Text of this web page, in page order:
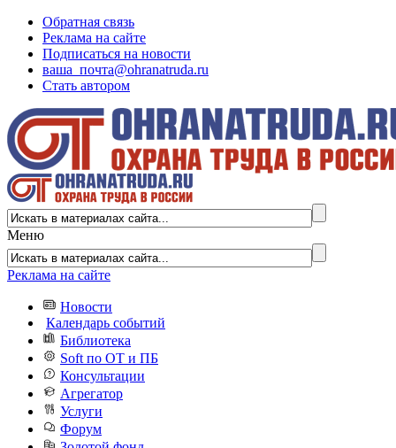
Обратная связь
Реклама на сайте
Подписаться на новости
ваша_почта@ohranatruda.ru
Стать автором
Меню
Реклама на сайте
Новости
Календарь событий
Библиотека
Soft по ОТ и ПБ
Консультации
Агрегатор
Услуги
Форум